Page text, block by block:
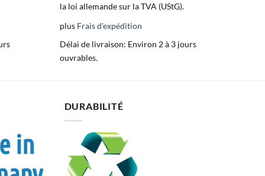
la loi allemande sur la TVA (UStG).
plus Frais d'expédition
Délai de livraison: Environ 2 à 3 jours
ouvrables.
DURABILITÉ